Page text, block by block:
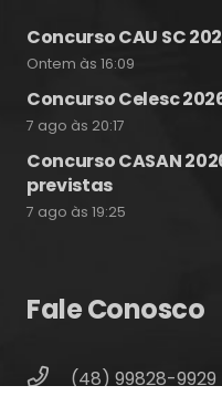
Concurso CAU SC
Ontem às 16:09
Concurso Celesc
7 ago às 20:17
Concurso CASAN
previstas
7 ago às 19:25
Fale Conosco
(48) 99828-9929